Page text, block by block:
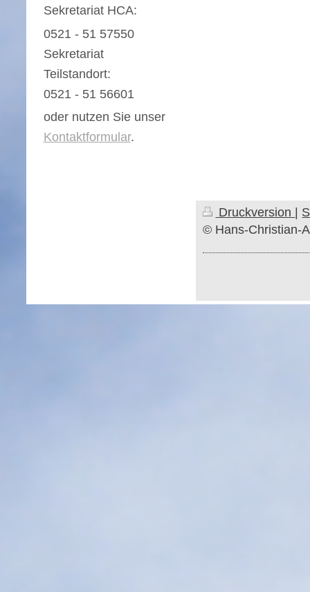
Sekretariat HCA:
0521 - 51 57550
Sekretariat
Teilstandort:
0521 - 51 56601
oder nutzen Sie unser
Kontaktformular.
Druckversion |
© Hans-Christian-